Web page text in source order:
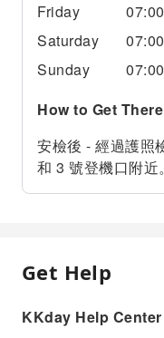
Friday
Saturday
Sunday
How to Get There
安檢後 - 經過護照
和 3 號登機口附近。
Get Help
KKday Help Center